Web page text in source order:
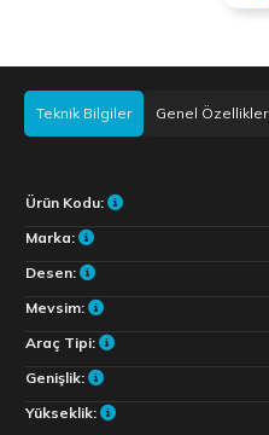
Teknik Bilgiler Genel Özellikler
Ürün Kodu:
Marka:
Desen:
Mevsim:
Araç Tipi:
Genişlik:
Yükseklik: